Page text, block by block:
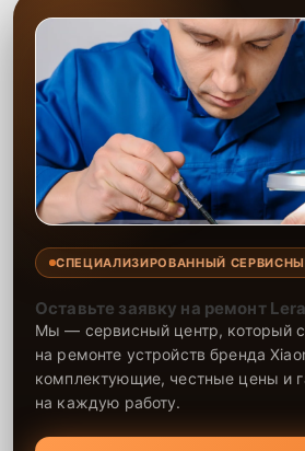
СПЕЦИАЛИЗИРОВАННЫЙ
Оставьте заявку на ремонт
Мы — сервисный центр, который
на ремонте устройств бренда
комплектующие, честные цены и
на каждую работу.